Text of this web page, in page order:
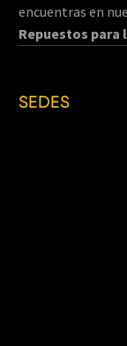
encuentras en
Repuestos para
SEDES